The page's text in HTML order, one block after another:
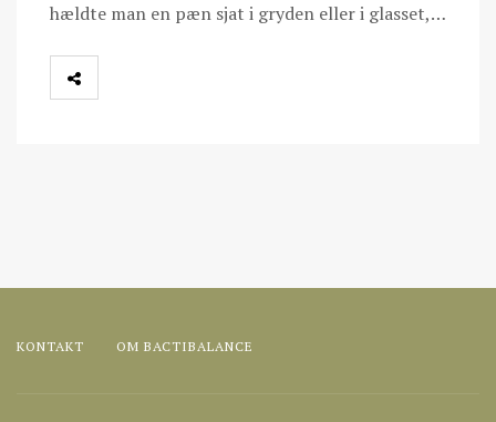
hældte man en pæn sjat i gryden eller i glasset,…
KONTAKT OM BACTIBALANCE